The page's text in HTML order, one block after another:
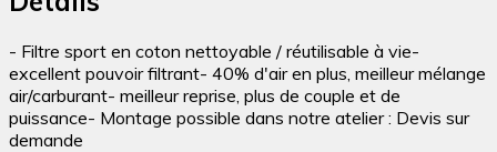
- Filtre sport en coton nettoyable / réutilisable à vie-
excellent pouvoir filtrant- 40% d'air en plus, meilleur mélange
air/carburant- meilleur reprise, plus de couple et de
puissance- Montage possible dans notre atelier : Devis sur
demande